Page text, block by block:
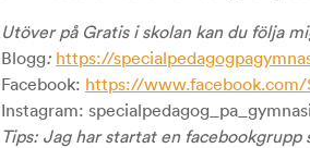
Utöver på Gratis i skolan kan du följa
Blogg: https://
Facebook: https://www.facebook.com/
Instagram:
Tips: Jag har startat en facebookgrupp